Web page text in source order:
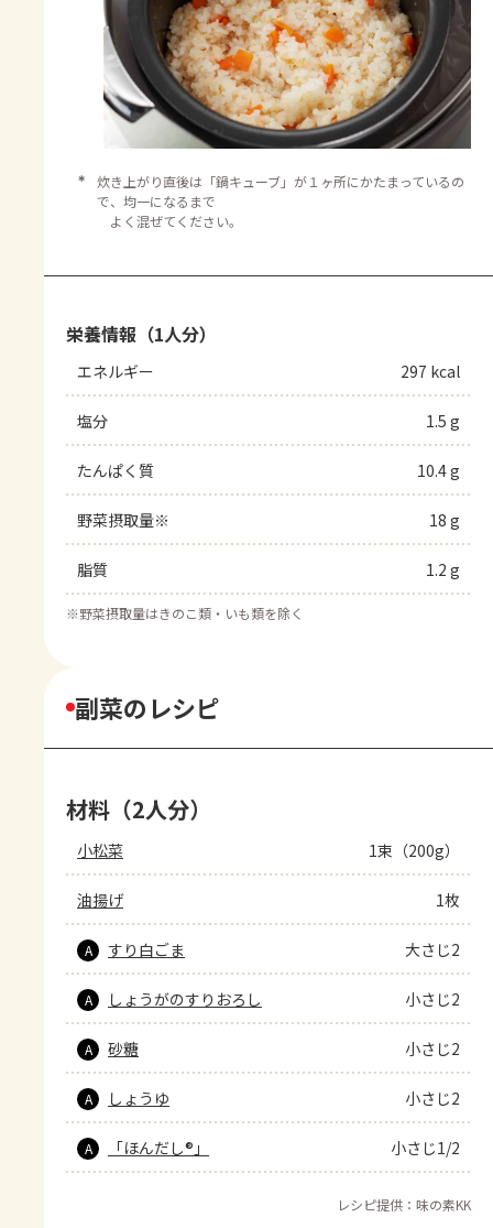
＊
炊き上がり直後は「鍋キューブ」が１ヶ所にかたまっているの
で、均一になるまで
よく混ぜてください。
栄養情報（1人分）
エネルギー 297 kcal
塩分 1.5 g
たんぱく質 10.4 g
野菜摂取量※ 18 g
脂質 1.2 g
※野菜摂取量はきのこ類・いも類を除く
副菜のレシピ
材料（2人分）
小松菜 1束（200g）
油揚げ 1枚
A すり白ごま 大さじ2
A しょうがのすりおろし 小さじ2
A 砂糖 小さじ2
A しょうゆ 小さじ2
A 「ほんだし®」 小さじ1/2
レシピ提供：味の素KK